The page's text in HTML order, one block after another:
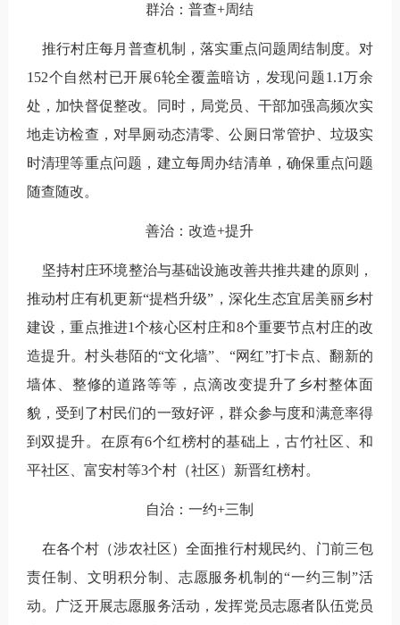
群治：普查+周结
推行村庄每月普查机制，落实重点问题周结制度。对
152个自然村已开展6轮全覆盖暗访，发现问题1.1万余
处，加快督促整改。同时，局党员、干部加强高频次实
地走访检查，对旱厕动态清零、公厕日常管护、垃圾实
时清理等重点问题，建立每周办结清单，确保重点问题
随查随改。
善治：改造+提升
坚持村庄环境整治与基础设施改善共推共建的原则，
推动村庄有机更新“提档升级” ，深化生态宜居美丽乡村
建设，重点推进1个核心区村庄和8个重要节点村庄的改
造提升。村头巷陌的“文化墙”、“网红”打卡点、翻新的
墙体、整修的道路等等，点滴改变提升了乡村整体面
貌，受到了村民们的一致好评，群众参与度和满意率得
到双提升。在原有6个红榜村的基础上，古竹社区、和
平社区、富安村等3个村（社区）新晋红榜村。
自治：一约+三制
在各个村（涉农社区）全面推行村规民约、门前三包
责任制、文明积分制、志愿服务机制的“一约三制”活
动。广泛开展志愿服务活动，发挥党员志愿者队伍党员